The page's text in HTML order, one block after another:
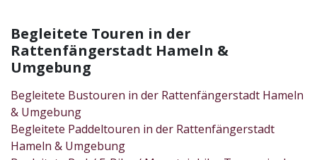
Begleitete Touren in der
Rattenfängerstadt Hameln &
Umgebung
Begleitete Bustouren in der Rattenfängerstadt Hameln
& Umgebung
Begleitete Paddeltouren in der Rattenfängerstadt
Hameln & Umgebung